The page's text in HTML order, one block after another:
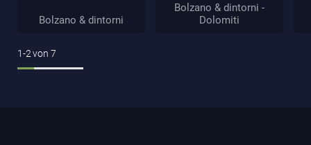
Bolzano & dintorni
Bolzano & dintorni -
Dolomiti
1-2von 7